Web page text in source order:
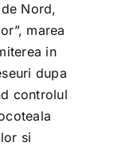
Nord,
marea
in
dupa
controlul
si